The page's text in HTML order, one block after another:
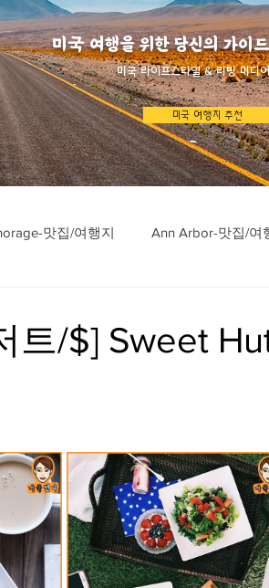
미국 여행을 위한 당신의 가이드
​미국 라이프스타일 & 리빙 미디어
미국 여행지 추천
맛집/여행지 Ann Arbor-맛집/여
Austin-
/여행지 Boone-맛집/여행지
지 Bretton Woods-맛집/여행지
트/$] Sweet